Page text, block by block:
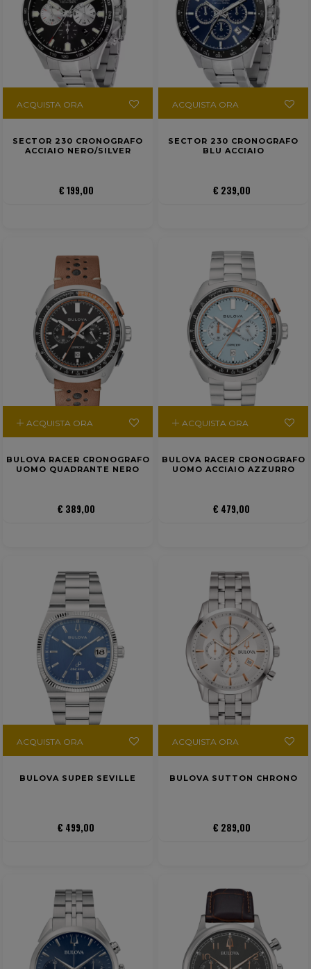
ACQUISTA ORA
SECTOR 230 CRONOGRAFO
ACCIAIO NERO/SILVER
€ 199,00
ACQUISTA ORA
SECTOR 230 CRONOGRAFO
BLU ACCIAIO
€ 239,00
ACQUISTA ORA
BULOVA RACER CRONOGRAFO
UOMO QUADRANTE NERO
€ 389,00
ACQUISTA ORA
BULOVA RACER CRONOGRAFO
UOMO ACCIAIO AZZURRO
€ 479,00
ACQUISTA ORA
BULOVA SUPER SEVILLE
€ 499,00
ACQUISTA ORA
BULOVA SUTTON CHRONO
€ 289,00